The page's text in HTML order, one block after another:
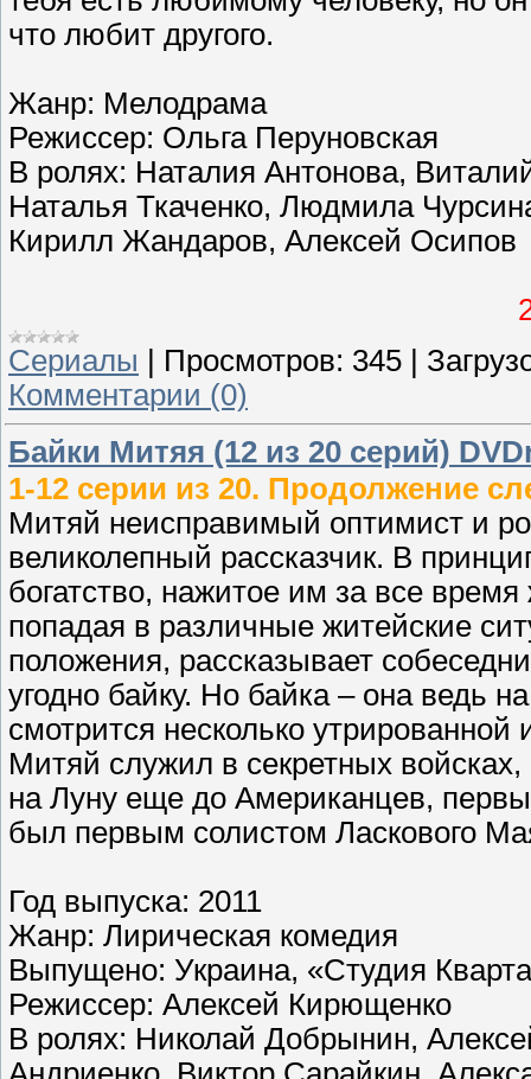
что любит другого.
Жанр: Мелодрама
Режиссер: Ольга Перуновская
В ролях: Наталия Антонова,
Наталья Ткаченко, Людмила
Кирилл Жандаров, Алексей Осипов
Сериалы
Просмотров: 345
Комментарии (0)
Байки Митяя (12 из 20 серий)
1-12 серии из 20. Продолжение
Митяй неисправимый оптимист и
великолепный рассказчик. В
богатство, нажитое им за все
попадая в различные житейские
положения, рассказывает
угодно байку. Но байка – она ведь
смотрится несколько
Митяй служил в секретных
на Луну еще до Американцев,
был первым солистом Ласкового
Год выпуска: 2011
Жанр: Лирическая комедия
Выпущено: Украина, «Студия
Режиссер: Алексей Кирющенко
В ролях: Николай Добрынин,